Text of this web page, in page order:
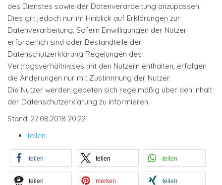
des Dienstes sowie der Datenverarbeitung anzupassen.
Dies gilt jedoch nur im Hinblick auf Erklärungen zur
Datenverarbeitung. Sofern Einwilligungen der Nutzer
erforderlich sind oder Bestandteile der
Datenschutzerklärung Regelungen des
Vertragsverhältnisses mit den Nutzern enthalten, erfolgen
die Änderungen nur mit Zustimmung der Nutzer.
Die Nutzer werden gebeten sich regelmäßig über den Inhalt
der Datenschutzerklärung zu informieren.
Stand: 27.08.2018 20:22
teilen
teilen teilen teilen
teilen merken teilen